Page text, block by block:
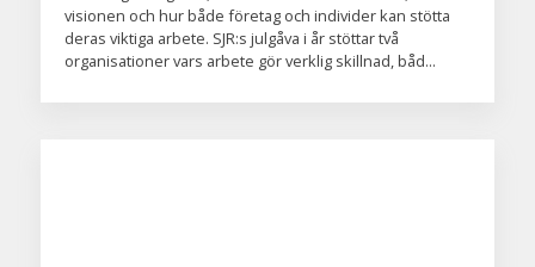
visionen och hur både företag och individer kan stötta
deras viktiga arbete. SJR:s julgåva i år stöttar två
organisationer vars arbete gör verklig skillnad, båd...